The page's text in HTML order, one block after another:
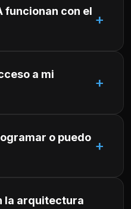
funcionan con el
a mi
o puedo
la arquitectura